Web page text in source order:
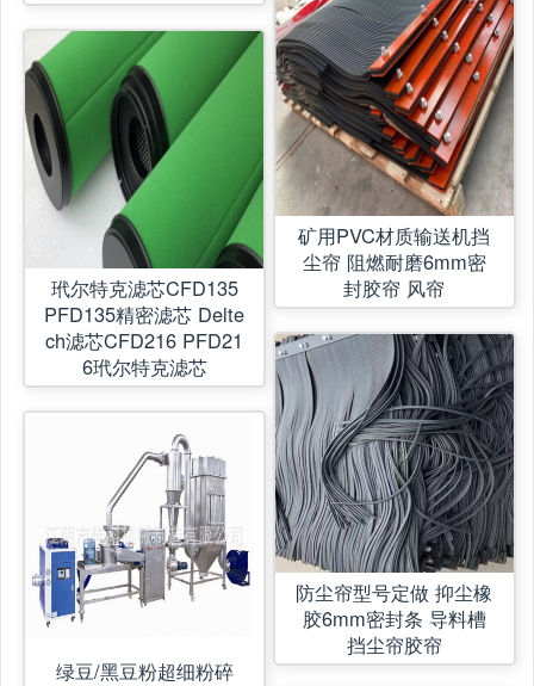
玳尔特克滤芯CFD135
PFD135精密滤芯 Delte
ch滤芯CFD216 PFD21
6玳尔特克滤芯
绿豆/黑豆粉超细粉碎
矿用PVC材质输送机挡
尘帘 阻燃耐磨6mm密
封胶帘 风帘
防尘帘型号定做 抑尘橡
胶6mm密封条 导料槽
挡尘帘胶帘